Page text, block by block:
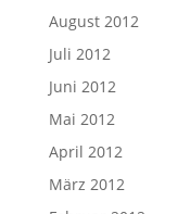
August 2012
Juli 2012
Juni 2012
Mai 2012
April 2012
März 2012